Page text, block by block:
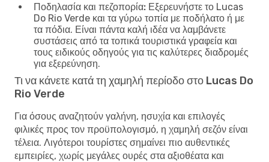
Ποδηλασία και πεζοπορία: Εξερευνήστε το Lucas
Do Rio Verde και τα γύρω τοπία με ποδήλατο ή με
τα πόδια. Είναι πάντα καλή ιδέα να λαμβάνετε
συστάσεις από τα τοπικά τουριστικά γραφεία και
τους ειδικούς οδηγούς για τις καλύτερες διαδρομές
για εξερεύνηση.
Τι να κάνετε κατά τη χαμηλή περίοδο στο Lucas Do
Rio Verde
Για όσους αναζητούν γαλήνη, ησυχία και επιλογές
φιλικές προς τον προϋπολογισμό, η χαμηλή σεζόν είναι
τέλεια. Λιγότεροι τουρίστες σημαίνει πιο αυθεντικές
εμπειρίες, χωρίς μεγάλες ουρές στα αξιοθέατα και